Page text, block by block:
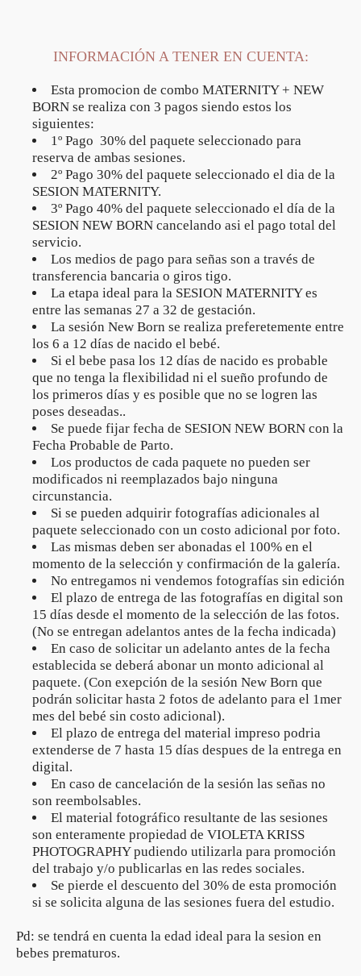
INFORMACIÓN A TENER EN CUENTA:
Esta promocion de combo MATERNITY + NEW
BORN se realiza con 3 pagos siendo estos los
siguientes:
1º Pago 30% del paquete seleccionado para
reserva de ambas sesiones.
2º Pago 30% del paquete seleccionado el dia de la
SESION MATERNITY.
3º Pago 40% del paquete seleccionado el día de la
SESION NEW BORN cancelando asi el pago total del
servicio.
Los medios de pago para señas son a través de
transferencia bancaria o giros tigo.
La etapa ideal para la SESION MATERNITY es
entre las semanas 27 a 32 de gestación.
La sesión New Born se realiza preferetemente entre
los 6 a 12 días de nacido el bebé.
Si el bebe pasa los 12 días de nacido es probable
que no tenga la flexibilidad ni el sueño profundo de
los primeros días y es posible que no se logren las
poses deseadas..
Se puede fijar fecha de SESION NEW BORN con la
Fecha Probable de Parto.
Los productos de cada paquete no pueden ser
modificados ni reemplazados bajo ninguna
circunstancia.
Si se pueden adquirir fotografías adicionales al
paquete seleccionado con un costo adicional por foto.
Las mismas deben ser abonadas el 100% en el
momento de la selección y confirmación de la galería.
No entregamos ni vendemos fotografías sin edición
El plazo de entrega de las fotografías en digital son
15 días desde el momento de la selección de las fotos.
(No se entregan adelantos antes de la fecha indicada)
En caso de solicitar un adelanto antes de la fecha
establecida se deberá abonar un monto adicional al
paquete. (Con exepción de la sesión New Born que
podrán solicitar hasta 2 fotos de adelanto para el 1mer
mes del bebé sin costo adicional).
El plazo de entrega del material impreso podria
extenderse de 7 hasta 15 días despues de la entrega en
digital.
En caso de cancelación de la sesión las señas no
son reembolsables.
El material fotográfico resultante de las sesiones
son enteramente propiedad de VIOLETA KRISS
PHOTOGRAPHY pudiendo utilizarla para promoción
del trabajo y/o publicarlas en las redes sociales.
Se pierde el descuento del 30% de esta promoción
si se solicita alguna de las sesiones fuera del estudio.
Pd: se tendrá en cuenta la edad ideal para la sesion en
bebes prematuros.